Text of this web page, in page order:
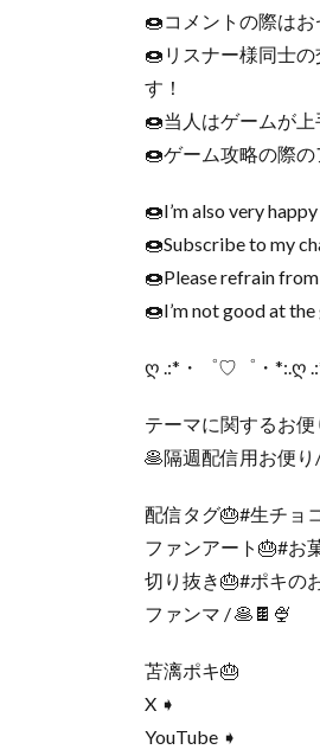
🍩コメントの際は
🍩リスナー様同士
す！
🍩当人はゲームが
🍩ゲーム攻略の際
🍩I’m also very
🍩Subscribe to my
🍩Please refrain
🍩I’m not good at
ღ .:*・゜♡゜・*:.ღ
テーマに関するお
🥞隔週配信用お便
配信タグ🎂#生チョ
ファンアート🎂#お
切り抜き🎂#ポキの
ファンマ / 🥞🍫🍨
苫漓ポキ🎂
X ➧
YouTube ➧